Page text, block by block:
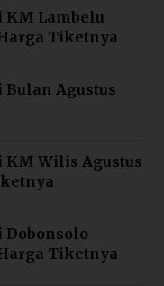
KM Lambelu
Tiketnya
Bulan Agustus
KM Wilis Agustus
Dobonsolo
Tiketnya